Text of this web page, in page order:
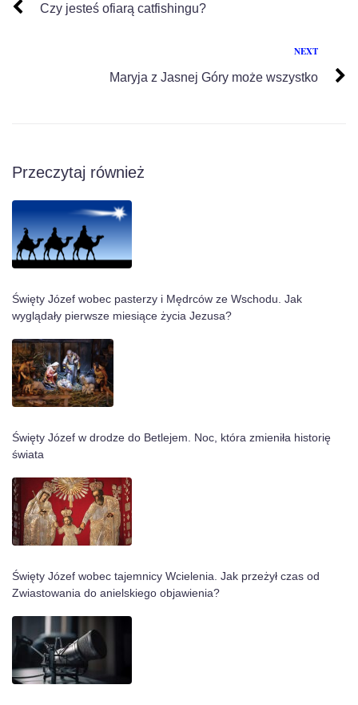
Czy jesteś ofiarą catfishingu?
NEXT
Maryja z Jasnej Góry może wszystko
Przeczytaj również
Święty Józef wobec pasterzy i Mędrców ze Wschodu. Jak
wyglądały pierwsze miesiące życia Jezusa?
Święty Józef w drodze do Betlejem. Noc, która zmieniła historię
świata
Święty Józef wobec tajemnicy Wcielenia. Jak przeżył czas od
Zwiastowania do anielskiego objawienia?